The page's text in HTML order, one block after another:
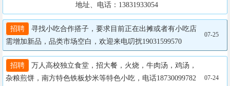
		                  地址、电话：13831933054
招聘
寻找小吃合作搭子，要求目前正在出摊或者有小吃店
需增加新品，品类市场空白，欢迎来电叨扰19031599570
07-25
招聘
万人高校独立食堂，招大餐，火烧，牛肉汤，鸡汤，
杂粮煎饼，南方特色铁板炒米等特色小吃，电话18730099782
07-24